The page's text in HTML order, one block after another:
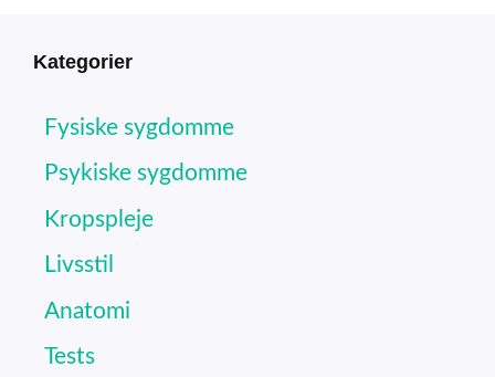
Kategorier
Fysiske sygdomme
Psykiske sygdomme
Kropspleje
Livsstil
Anatomi
Tests